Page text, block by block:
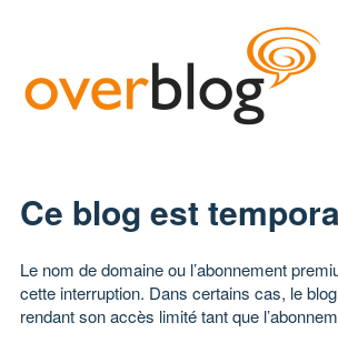
Ce blog est
Le nom de domaine ou l’abonnement
cette interruption. Dans certains cas, le
rendant son accès limité tant que